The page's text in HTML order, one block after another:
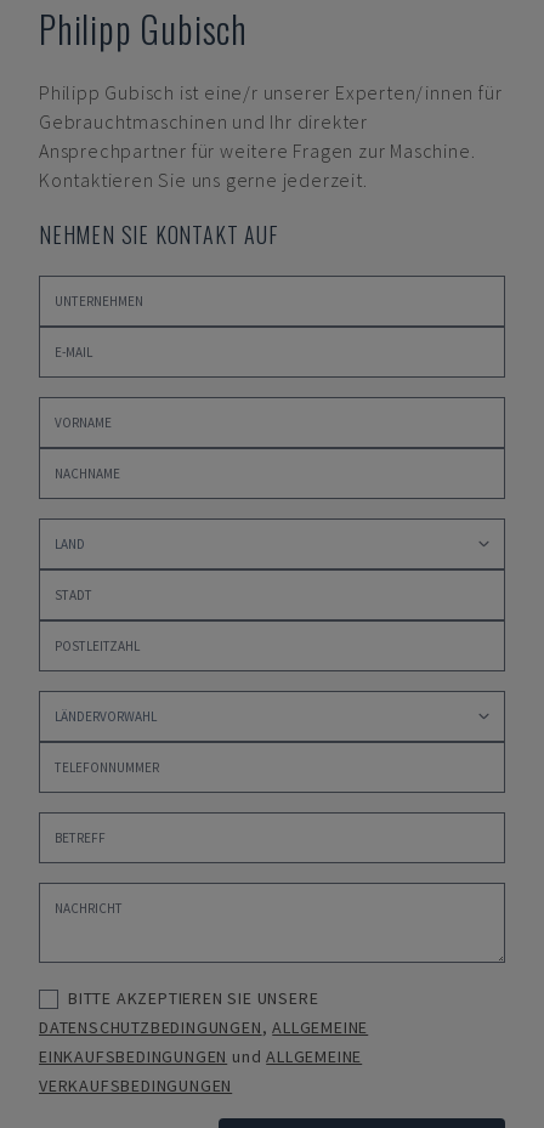
Philipp Gubisch
Philipp Gubisch ist eine/r unserer Experten/innen für
Gebrauchtmaschinen und Ihr direkter
Ansprechpartner für weitere Fragen zur Maschine.
Kontaktieren Sie uns gerne jederzeit.
NEHMEN SIE KONTAKT AUF
BITTE AKZEPTIEREN SIE UNSERE
DATENSCHUTZBEDINGUNGEN,ALLGEMEINE
EINKAUFSBEDINGUNGEN undALLGEMEINE
VERKAUFSBEDINGUNGEN